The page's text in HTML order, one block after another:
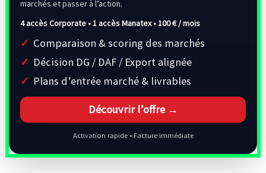
marchés et passer à l’action.
4 accès Corporate • 1 accès Manatex •100 € / mois
Comparaison & scoring des marchés
Décision DG / DAF / Export alignée
Plans d’entrée marché & livrables
Découvrir l’offre →
Activation rapide • Facture immédiate